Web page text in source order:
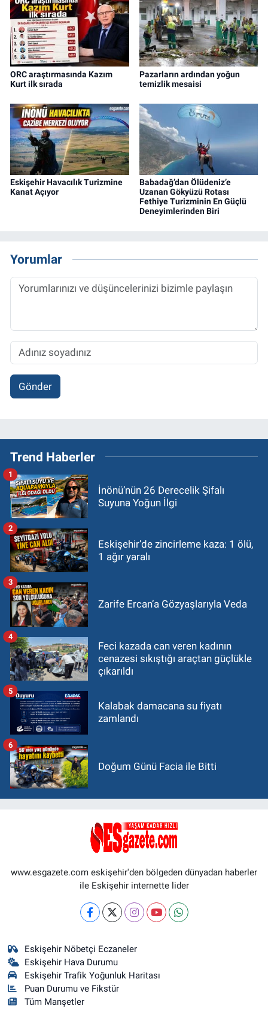
ORC araştırmasında Kazım
Kurt ilk sırada
Pazarların ardından yoğun
temizlik mesaisi
Eskişehir Havacılık Turizmine
Kanat Açıyor
Babadağ’dan Ölüdeniz’e
Uzanan Gökyüzü Rotası
Fethiye Turizminin En Güçlü
Deneyimlerinden Biri
Yorumlar
Gönder
Trend Haberler
İnönü’nün 26 Derecelik Şifalı
Suyuna Yoğun İlgi
1
Eskişehir’de zincirleme kaza: 1 ölü,
1 ağır yaralı
2
Zarife Ercan’a Gözyaşlarıyla Veda
3
Feci kazada can veren kadının
cenazesi sıkıştığı araçtan güçlükle
çıkarıldı
4
Kalabak damacana su fiyatı
zamlandı
5
Doğum Günü Facia ile Bitti
6
www.esgazete.com eskişehir'den bölgeden dünyadan haberler
ile Eskişehir internette lider
Eskişehir Nöbetçi Eczaneler
Eskişehir Hava Durumu
Eskişehir Trafik Yoğunluk Haritası
Puan Durumu ve Fikstür
Tüm Manşetler